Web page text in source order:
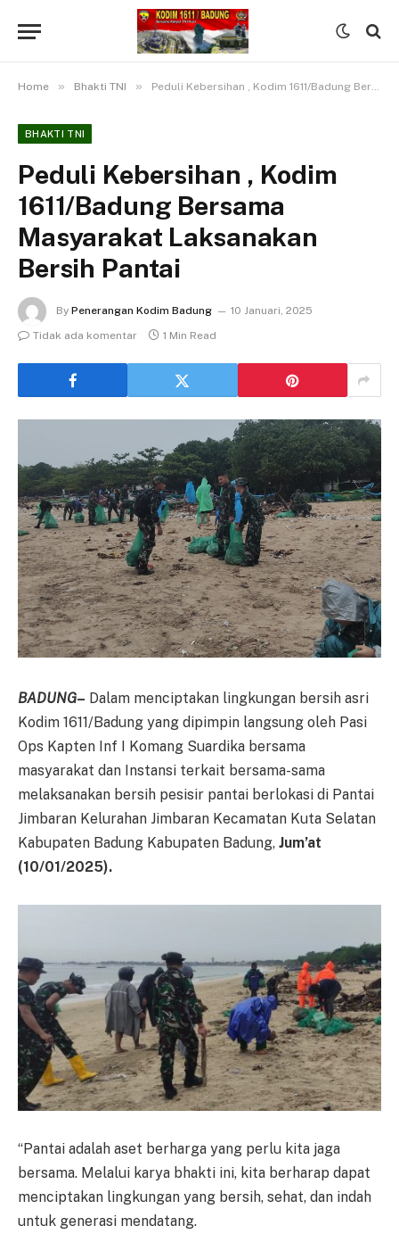
Home » Bhakti TNI » Peduli Kebersihan , Kodim 1611/Badung Bersama Masyarakat Laksanakan Bersih Pantai
BHAKTI TNI
Peduli Kebersihan , Kodim
1611/Badung Bersama
Masyarakat Laksanakan
Bersih Pantai
By Penerangan Kodim Badung
10 Januari, 2025
Tidak ada komentar
1 Min Read
BADUNG– Dalam menciptakan lingkungan bersih asri
Kodim 1611/Badung yang dipimpin langsung oleh Pasi
Ops Kapten Inf I Komang Suardika bersama
masyarakat dan Instansi terkait bersama-sama
melaksanakan bersih pesisir pantai berlokasi di Pantai
Jimbaran Kelurahan Jimbaran Kecamatan Kuta Selatan
Kabupaten Badung Kabupaten Badung, Jum’at
(10/01/2025).
“Pantai adalah aset berharga yang perlu kita jaga
bersama. Melalui karya bhakti ini, kita berharap dapat
menciptakan lingkungan yang bersih, sehat, dan indah
untuk generasi mendatang.